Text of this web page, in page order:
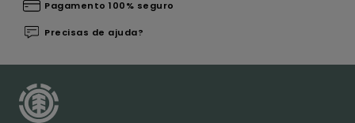
Pagamento 100% seguro
Precisas de ajuda?